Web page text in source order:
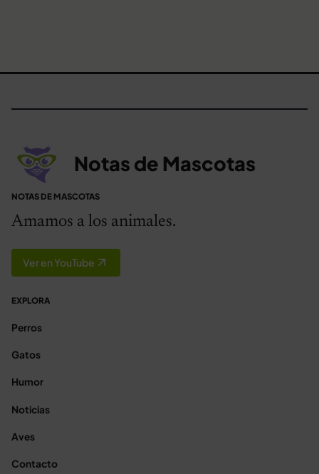
Notas de Mascotas
NOTAS DE MASCOTAS
Amamos a los animales.
Ver en YouTube
EXPLORA
Perros
Gatos
Humor
Noticias
Aves
Contacto